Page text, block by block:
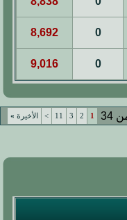
0
8,692
0
9,016
1
2
3
11
> الأخيرة »